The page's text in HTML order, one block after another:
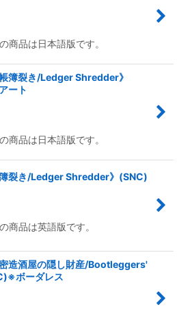
商品は日本語版です。
簿裂き/Ledger Shredder》
ート
商品は日本語版です。
裂き/Ledger Shredder》(SNC)
商品は英語版です。
造酒屋の隠し財産/Bootleggers'
ボーダレス